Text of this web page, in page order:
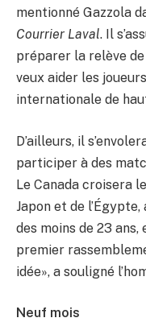
mentionné Gazzola
Courrier Laval. Il
préparer la relève de
veux aider les
internationale de
D’ailleurs, il
participer à des
Le Canada croisera
Japon et de
des moins de 23 ans,
premier
idée», a souligné
Neuf mois